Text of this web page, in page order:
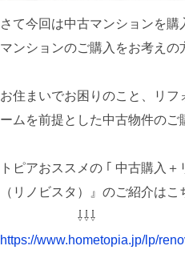
さて今回は中古マンションを購
マンションのご購入をお考えの
お住まいでお困りのこと、リ
ームを前提とした中古物件のご
トピアおススメの ｢ 中古購入
（リノビスタ）』のご紹介は
⇩⇩⇩
https://www.hometopia.jp/lp/